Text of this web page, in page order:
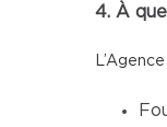
4. À